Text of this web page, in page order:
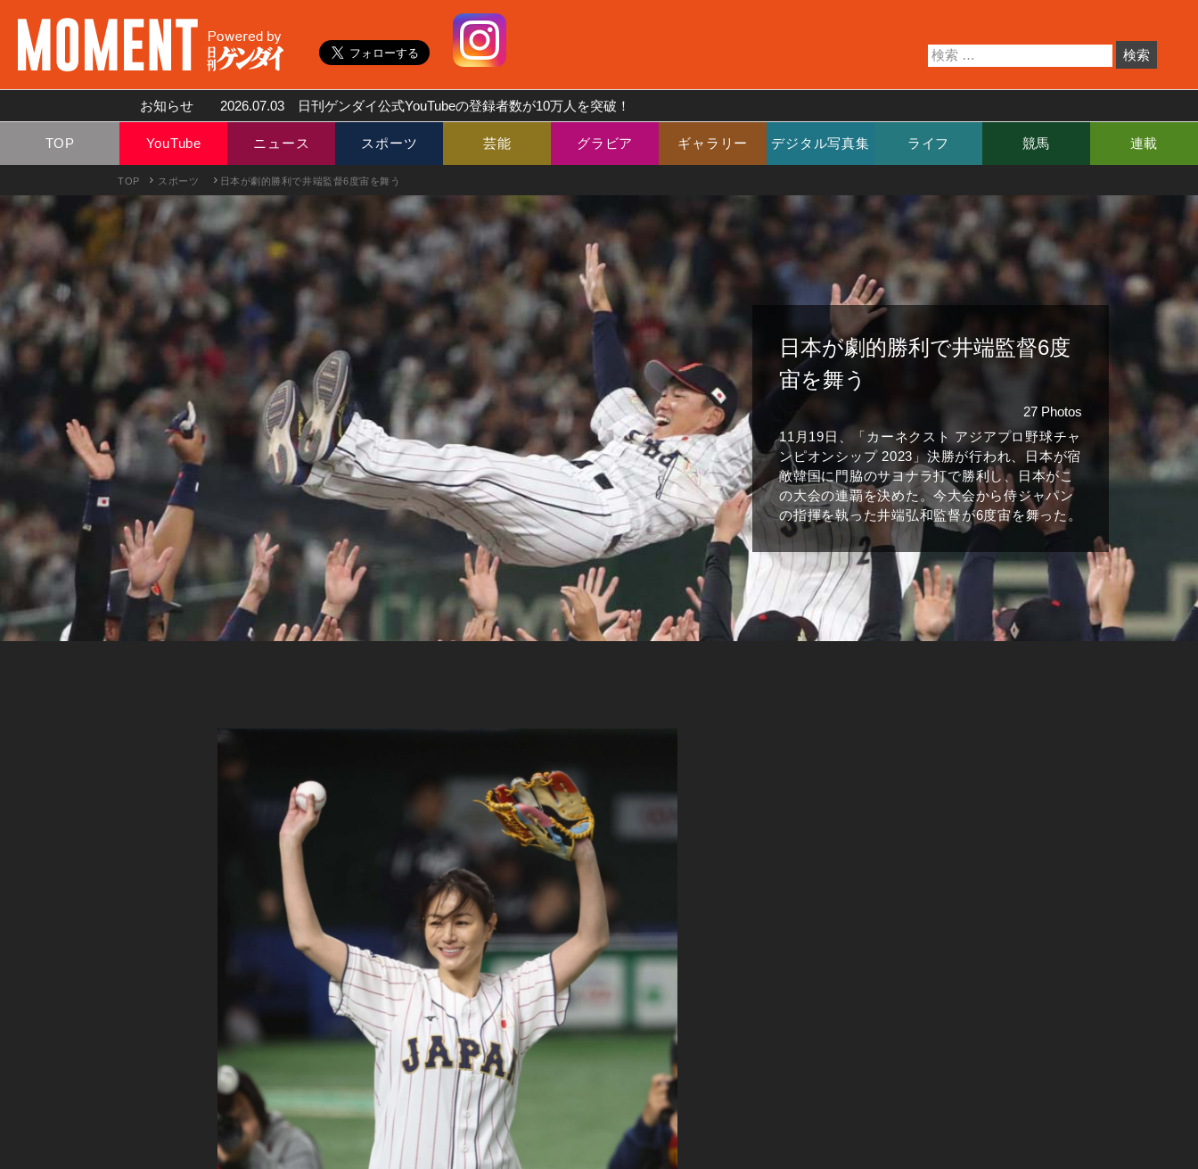
お知らせ 2026.07.03 日刊ゲンダイ公式YouTubeの登録者数が10万人を突破！
TOP YouTube ニュース スポーツ 芸能 グラビア ギャラリー デジタル写真集 ライフ 競馬 連載
TOP スポーツ 日本が劇的勝利で井端監督6度宙を舞う
日本が劇的勝利で井端監督6度
宙を舞う
27 Photos
11月19日、「カーネクスト アジアプロ野球チャ
ンピオンシップ 2023」決勝が行われ、日本が宿
敵韓国に門脇のサヨナラ打で勝利し、日本がこ
の大会の連覇を決めた。今大会から侍ジャパン
の指揮を執った井端弘和監督が6度宙を舞った。